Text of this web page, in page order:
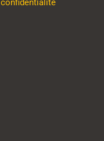
confidentialité